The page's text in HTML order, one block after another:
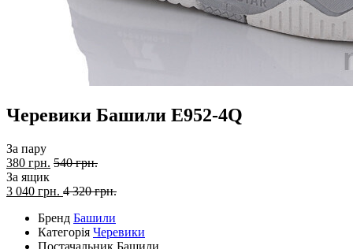
Черевики Башили E952-4Q
За пару
380 грн. 540 грн.
За ящик
3 040 грн. 4 320 грн.
Бренд Башили
Категорія Черевики